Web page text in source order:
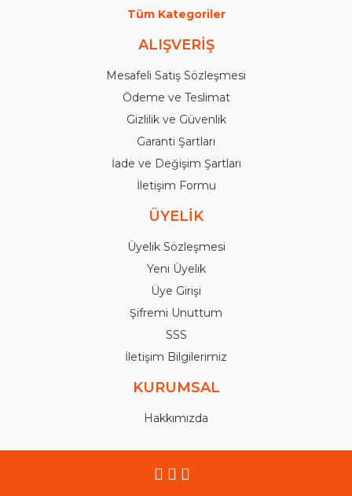
Tüm Kategoriler
ALIŞVERİŞ
Mesafeli Satış Sözleşmesi
Ödeme ve Teslimat
Gizlilik ve Güvenlik
Garanti Şartları
İade ve Değişim Şartları
İletişim Formu
ÜYELİK
Üyelik Sözleşmesi
Yeni Üyelik
Üye Girişi
Şifremi Unuttum
SSS
İletişim Bilgilerimiz
KURUMSAL
Hakkımızda